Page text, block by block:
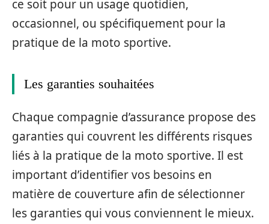
ce soit pour un usage quotidien,
occasionnel, ou spécifiquement pour la
pratique de la moto sportive.
Les garanties souhaitées
Chaque compagnie d’assurance propose des
garanties qui couvrent les différents risques
liés à la pratique de la moto sportive. Il est
important d’identifier vos besoins en
matière de couverture afin de sélectionner
les garanties qui vous conviennent le mieux.